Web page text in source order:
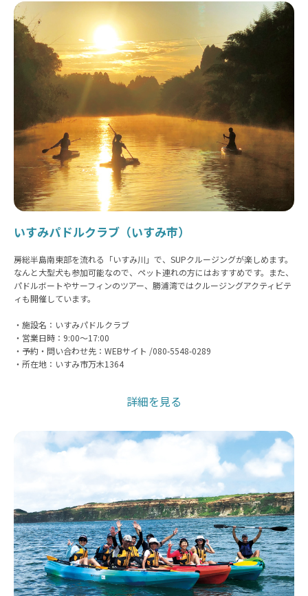
いすみパドルクラブ（いすみ市）
房総半島南東部を流れる「いすみ川」で、SUPクルージングが楽しめます。
なんと大型犬も参加可能なので、ペット連れの方にはおすすめです。また、
パドルボートやサーフィンのツアー、勝浦湾ではクルージングアクティビテ
ィも開催しています。
・施設名：いすみパドルクラブ
・営業日時：9:00〜17:00
・予約・問い合わせ先：WEBサイト /080-5548-0289
・所在地：いすみ市万木1364
詳細を見る